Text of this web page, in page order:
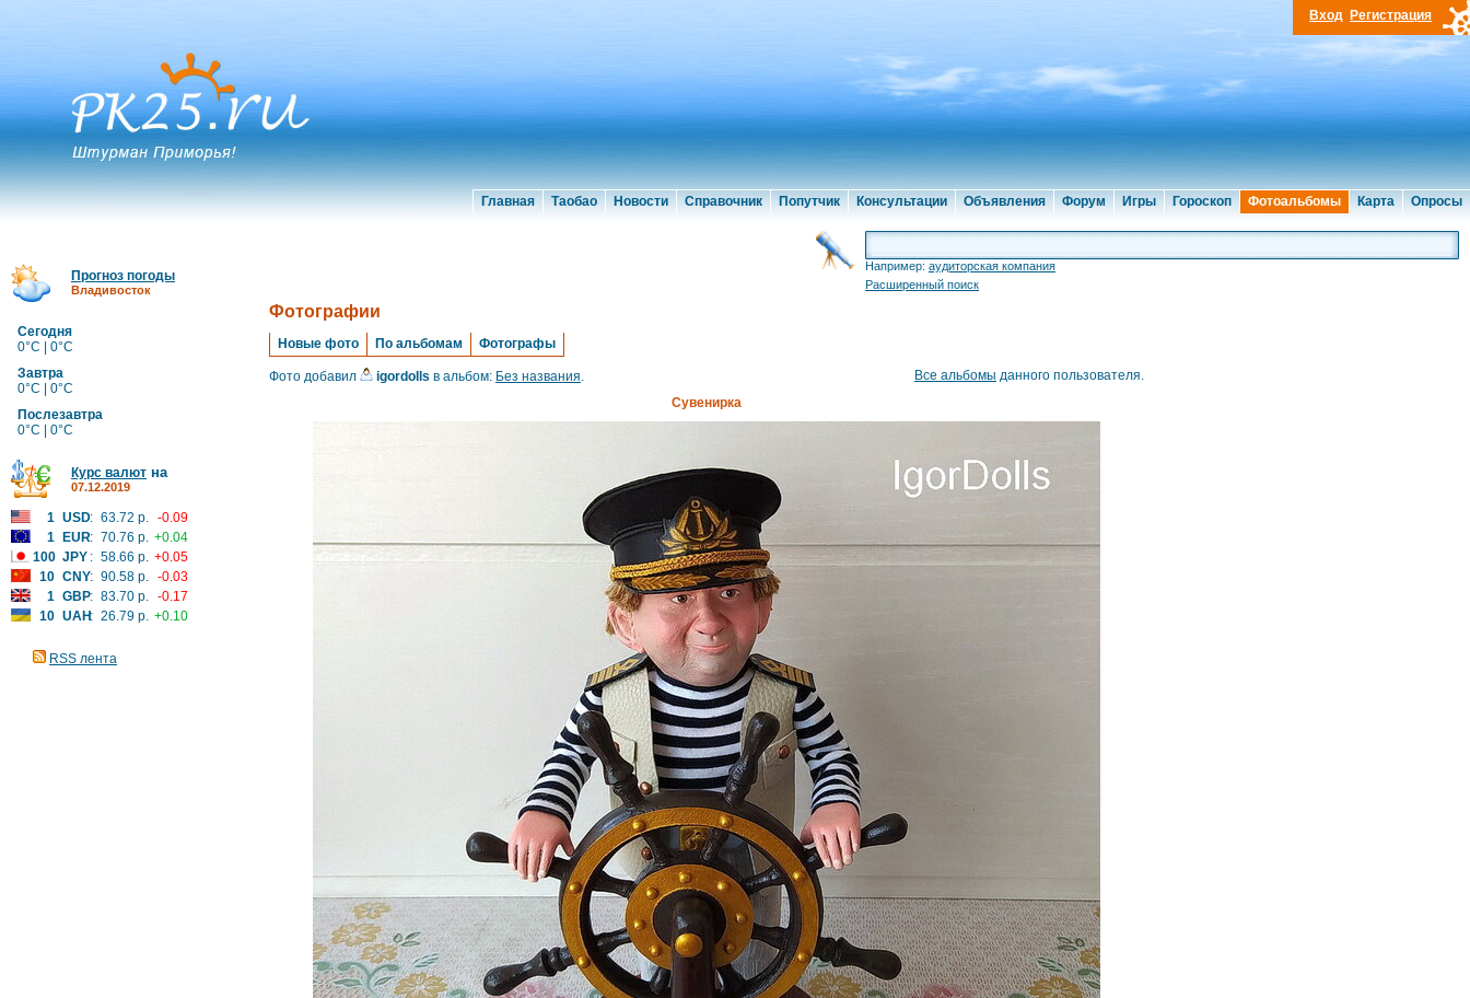
Главная Таобао Новости Справочник Попутчик Консультации Объявления Форум Игры Гороскоп Фотоальбомы Карта Опросы
Вход Регистрация
Прогноз погоды
Владивосток
Сегодня
0°C | 0°C
Завтра
0°C | 0°C
Послезавтра
0°C | 0°C
Курс валют на
07.12.2019
1 USD: 63.72 р. -0.09
1
EUR: 70.76 р. +0.04
100 JPY : 58.66 р. +0.05
10 CNY: 90.58 р. -0.03
1 GBP: 83.70 р. -0.17
10 UAH: 26.79 р. +0.10
RSS лента
Например: аудиторская компания
Расширенный поиск
Фотографии
Новые фото По альбомам Фотографы
Фото добавил igordolls в альбом: Без названия. Все альбомы данного пользователя.
Сувенирка